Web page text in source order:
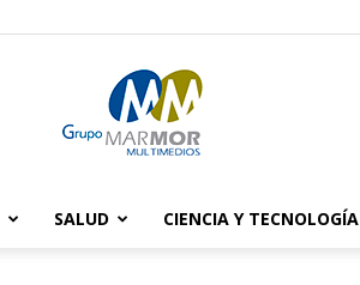
SALUD CIENCIA Y TECNOLOGÍA